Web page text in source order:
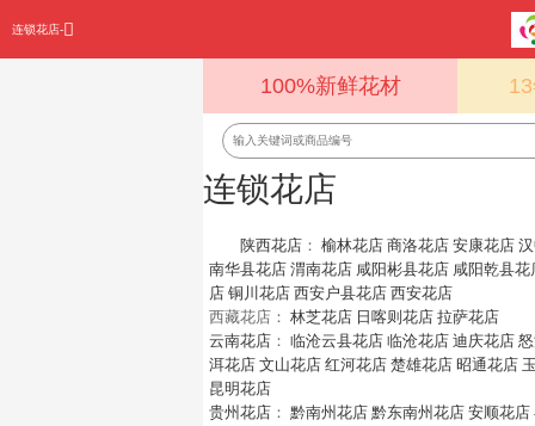
连锁花店-
100%新鲜花材
连锁花店
陕西花店 ： 榆林花店 商洛花店 安康花店
南华县花店 渭南花店 咸阳彬县花店 咸阳乾县花
店 铜川花店 西安户县花店 西安花店
西藏花店： 林芝花店 日喀则花店 拉萨花店
云南花店 ： 临沧云县花店 临沧花店 迪庆花店
洱花店 文山花店 红河花店 楚雄花店 昭通花店
昆明花店
贵州花店 ： 黔南州花店 黔东南州花店 安顺花店